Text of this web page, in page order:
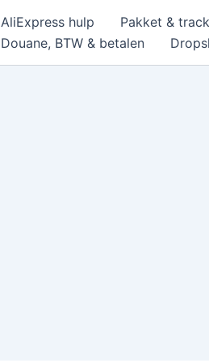
AliExpress hulp Pakket &
Douane, BTW & betalen